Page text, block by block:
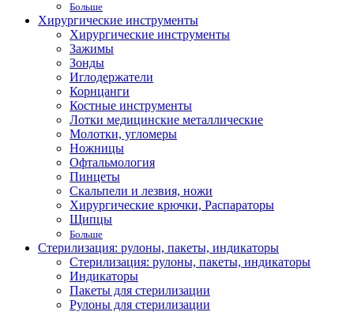
Больше
Хирургические инструменты
Хирургические инструменты
Зажимы
Зонды
Иглодержатели
Корнцанги
Костные инструменты
Лотки медицинские металлические
Молотки, угломеры
Ножницы
Офтальмология
Пинцеты
Скальпели и лезвия, ножи
Хирургические крючки, Распараторы
Щипцы
Больше
Стерилизация: рулоны, пакеты, индикаторы
Стерилизация: рулоны, пакеты, индикаторы
Индикаторы
Пакеты для стерилизации
Рулоны для стерилизации